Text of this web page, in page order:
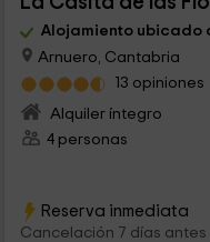
Alojamiento ubicado
Arnuero, Cantabria
13 opiniones
Alquiler íntegro
4 personas
Reserva inmediata
Cancelación 7 días antes